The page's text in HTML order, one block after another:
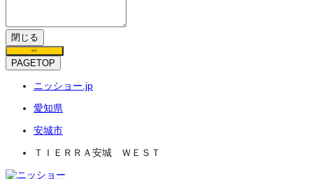
閉じる
保存
PAGETOP
ニッショー.jp
愛知県
安城市
ＴＩＥＲＲＡ安城 ＷＥＳＴ